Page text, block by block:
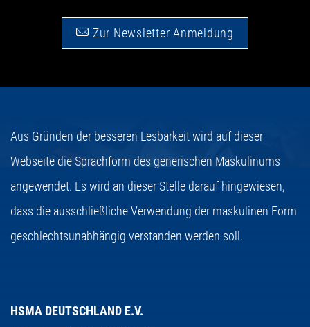
Zur Newsletter Anmeldung
Aus Gründen der besseren Lesbarkeit wird auf dieser
Webseite die Sprachform des generischen Maskulinums
angewendet. Es wird an dieser Stelle darauf hingewiesen,
dass die ausschließliche Verwendung der maskulinen Form
geschlechtsunabhängig verstanden werden soll.
HSMA DEUTSCHLAND E.V.